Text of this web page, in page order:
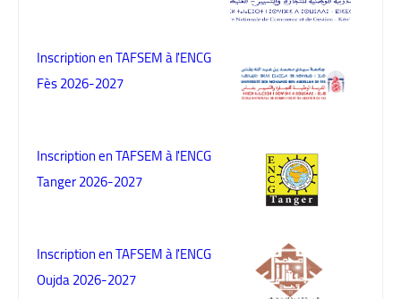
Inscription en TAFSEM à l'ENCG
Fès 2026-2027
Inscription en TAFSEM à l'ENCG
Tanger 2026-2027
Inscription en TAFSEM à l'ENCG
Oujda 2026-2027